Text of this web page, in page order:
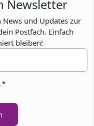
Newsletter
und Updates zur
Postfach. Einfach
bleiben!
*